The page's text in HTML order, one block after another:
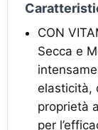
CON
Secca e
elasticità,
proprietà
per